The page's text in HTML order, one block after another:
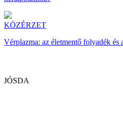
KÖZÉRZET
Vérplazma: az életmentő folyadék és
JÓSDA